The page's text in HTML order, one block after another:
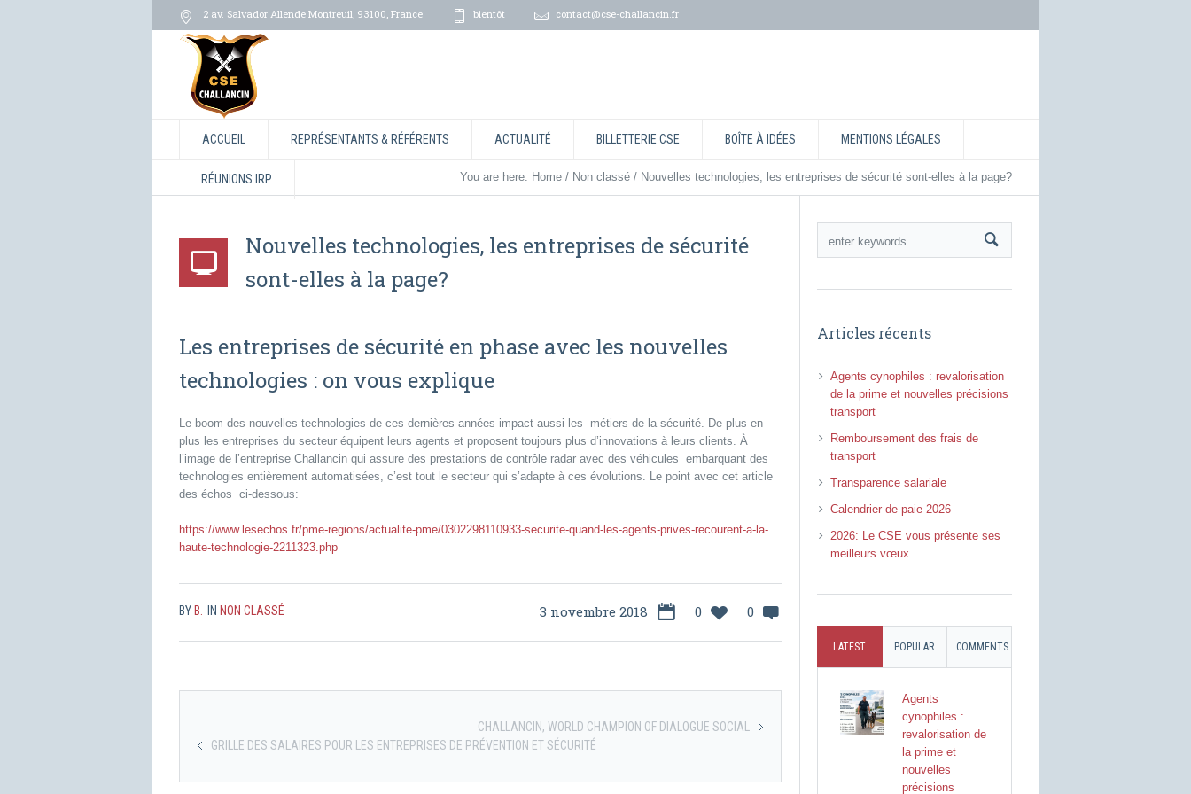
2 av. Salvador Allende Montreuil, 93100, France bientôt contact@cse-challancin.fr
ACCUEIL REPRÉSENTANTS & RÉFÉRENTS ACTUALITÉ BILLETTERIE CSE BOÎTE À IDÉES MENTIONS LÉGALES
RÉUNIONS IRP You are here: Home / Non classé / Nouvelles technologies, les entreprises de sécurité sont-elles à la page?
Nouvelles technologies, les entreprises de sécurité
sont-elles à la page?
Les entreprises de sécurité en phase avec les nouvelles
technologies : on vous explique
Le boom des nouvelles technologies de ces dernières années impact aussi les métiers de la sécurité. De plus en
plus les entreprises du secteur équipent leurs agents et proposent toujours plus d’innovations à leurs clients. À
l’image de l’entreprise Challancin qui assure des prestations de contrôle radar avec des véhicules embarquant des
technologies entièrement automatisées, c’est tout le secteur qui s’adapte à ces évolutions. Le point avec cet article
des échos ci-dessous:
https://www.lesechos.fr/pme-regions/actualite-pme/0302298110933-securite-quand-les-agents-prives-recourent-a-la-
haute-technologie-2211323.php
3 novembre 2018 0 0
BY B. IN NON CLASSÉ
CHALLANCIN, WORLD CHAMPION OF DIALOGUE SOCIAL
GRILLE DES SALAIRES POUR LES ENTREPRISES DE PRÉVENTION ET SÉCURITÉ
Articles récents
Agents cynophiles : revalorisation
de la prime et nouvelles précisions
transport
Remboursement des frais de
transport
Transparence salariale
Calendrier de paie 2026
2026: Le CSE vous présente ses
meilleurs vœux
LATEST POPULAR COMMENTS
Agents
cynophiles :
revalorisation de
la prime et
nouvelles
précisions